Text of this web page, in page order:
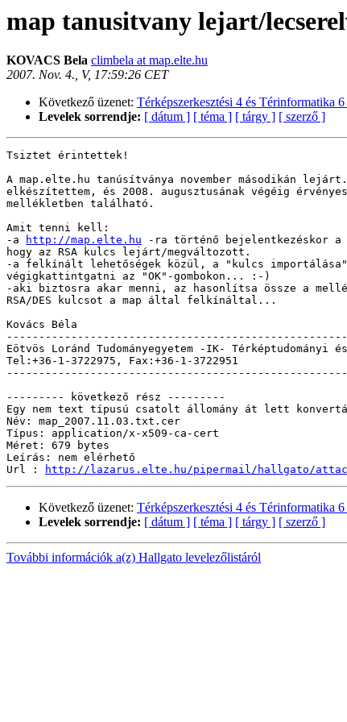
map tanusitvany lejart/
KOVACS Bela climbela at map.elte.hu
2007. Nov. 4., V, 17:59:26 CET
Következő üzenet: Térképszerkesztési 4 és Térinformatika
Levelek sorrendje: [ dátum ] [ téma ] [ tárgy ] [ szerző ]
Tsiztet érintettek!
A map.elte.hu tanúsítványa november másodikán
elkészítettem, és 2008. augusztusának végéig
mellékletben található.
Amit tenni kell:
-a
http://map.elte.hu -ra történő bejelentkezéskor
hogy az RSA kulcs lejárt/megváltozott.
-a felkínált lehetőségek közül, a "kulcs
végigkattintgatni az "OK"-gombokon... :-)
-aki biztosra akar menni, az hasonlítsa össze a
RSA/DES kulcsot a map által felkínáltal...
Kovács Béla
Eötvös Loránd Tudományegyetem -IK- Térképtudományi
Tel:+36-1-3722975, Fax:+36-1-
--------- következő rész ---------
Egy nem text típusú csatolt állomány át lett
Név: map_2007.11.03.txt.cer
Típus: application/x-x509-ca-cert
Méret: 679 bytes
Leírás: nem elérhető
Url :
http://lazarus.elte.hu/pipermail/hallgato/
Következő üzenet: Térképszerkesztési 4 és Térinformatika
Levelek sorrendje: [ dátum ] [ téma ] [ tárgy ] [ szerző ]
További információk a(z) Hallgato levelezőlistáról